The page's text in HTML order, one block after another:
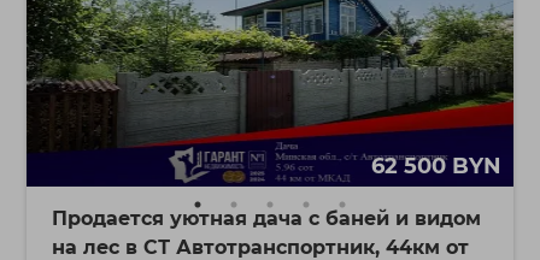
62 500 BYN
Продается уютная дача с баней и видом
на лес в СТ Автотранспортник, 44км от